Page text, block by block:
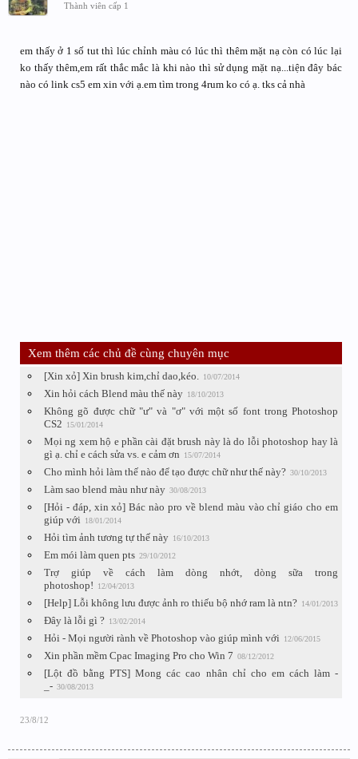
Thành viên cấp 1
em thấy ở 1 số tut thì lúc chỉnh màu có lúc thì thêm mặt nạ còn có lúc lại
ko thấy thêm,em rất thắc mắc là khi nào thì sử dụng mặt nạ...tiện đây bác
nào có link cs5 em xin với ạ.em tìm trong 4rum ko có ạ. tks cả nhà
Xem thêm các chủ đề cùng chuyên mục
[Xin xỏ] Xin brush kim,chỉ dao,kéo. 10/07/2014
Xin hỏi cách Blend màu thế này 18/10/2013
Không gõ được chữ "ư" và "ơ" với một số font trong Photoshop
CS2
15/01/2014
Mọi ng xem hộ e phần cài đặt brush này là do lỗi photoshop hay là
gì ạ. chỉ e cách sửa vs. e cảm ơn
15/07/2014
Cho mình hỏi làm thế nào để tạo được chữ như thế này? 30/10/2013
Làm sao blend màu như này 30/08/2013
[Hỏi - đáp, xin xỏ] Bác nào pro về blend màu vào chỉ giáo cho em
giúp với
18/01/2014
Hỏi tìm ảnh tương tự thế này 16/10/2013
Em mói làm quen pts 29/10/2012
Trợ giúp về cách làm dòng nhớt, dòng sữa trong
photoshop!
12/04/2013
[Help] Lỗi không lưu được ảnh ro thiếu bộ nhớ ram là ntn? 14/01/2013
Đây là lỗi gì ? 13/02/2014
Hỏi - Mọi người rành về Photoshop vào giúp mình với 12/06/2015
Xin phần mềm Cpac Imaging Pro cho Win 7 08/12/2012
[Lột đồ bằng PTS] Mong các cao nhân chỉ cho em cách làm -
_- 30/08/2013
23/8/12